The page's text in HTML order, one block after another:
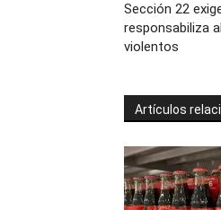
Sección 22
responsabiliza
violentos
Artículos